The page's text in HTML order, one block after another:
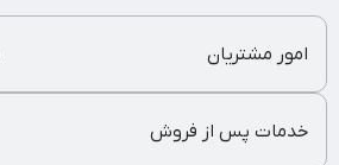
امور مشتریان
خدمات پس از فروش